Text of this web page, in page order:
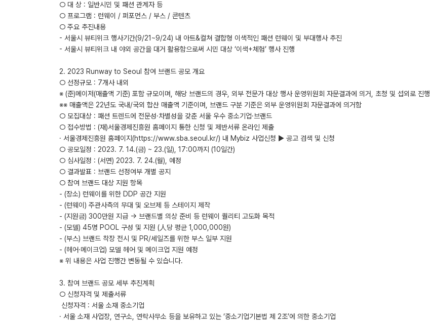
○ 대 상 : 일반시민 및 패션 관계자 등
○ 프로그램 : 런웨이 / 퍼포먼스 / 부스 / 콘텐츠
○ 주요 추진내용
- 서울시 뷰티위크 행사기간(9/21~9/24) 내 아트&컬쳐 결합형 이색적인 패션 런웨이 및 부대행사 추진
- 서울시 뷰티위크 내 야외 공간을 대거 활용함으로써 시민 대상 ‘이색+체험’ 행사 진행
2. 2023 Runway to Seoul 참여 브랜드 공모 개요
○ 선정규모 : 7개사 내외
※ (준)메이저(매출액 기준) 포함 규모이며, 해당 브랜드의 경우, 외부 전문가 대상 행사 운영위원회 자문결과에 의거, 초청 및 섭외로 진행
※※ 매출액은 22년도 국내/국외 합산 매출액 기준이며, 브랜드 구분 기준은 외부 운영위원회 자문결과에 의거함
○ 모집대상 : 패션 트렌드에 전문성·차별성을 갖춘 서울 우수 중소기업·브랜드
○ 접수방법 : (재)서울경제진흥원 홈페이지 통한 신청 및 제반서류 온라인 제출
· 서울경제진흥원 홈페이지(https://www.sba.seoul.kr/) 내 Mybiz 사업신청 ▶ 공고 검색 및 신청
○ 공모일정 : 2023. 7. 14.(금) ~ 23.(일), 17:00까지 (10일간)
○ 심사일정 : (서면) 2023. 7. 24.(월), 예정
○ 결과발표 : 브랜드 선정여부 개별 공지
○ 참여 브랜드 대상 지원 항목
- (장소) 런웨이를 위한 DDP 공간 지원
- (런웨이) 주관사측의 무대 및 오브제 등 스테이지 제작
- (지원금) 300만원 지급 → 브랜드별 의상 준비 등 런웨이 퀄리티 고도화 목적
- (모델) 45명 POOL 구성 및 지원 (⼈당 평균 1,000,000원)
- (부스) 브랜드 착장 전시 및 PR/세일즈를 위한 부스 일부 지원
- (헤어·메이크업) 모델 헤어 및 메이크업 지원 예정
※ 위 내용은 사업 진행간 변동될 수 있습니다.
3. 참여 브랜드 공모 세부 추진계획
○ 신청자격 및 제출서류
­ 신청자격 : 서울 소재 중소기업
· 서울 소재 사업장, 연구소, 연락사무소 등을 보유하고 있는 ‘중소기업기본법 제 2조’에 의한 중소기업